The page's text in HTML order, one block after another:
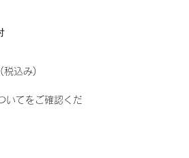
税込み)
いてをご確認くだ